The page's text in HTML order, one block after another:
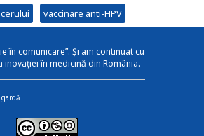
vaccinare anti-HPV
în comunicare”. Și am continuat cu
în medicină din România.